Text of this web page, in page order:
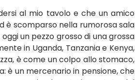
al mio tavolo e che un amico
è scomparso nella rumorosa sala
un pezzo grosso di una grossa
in Uganda, Tanzania e Kenya,
è come un colpo allo stomaco,
è un mercenario in pensione, che